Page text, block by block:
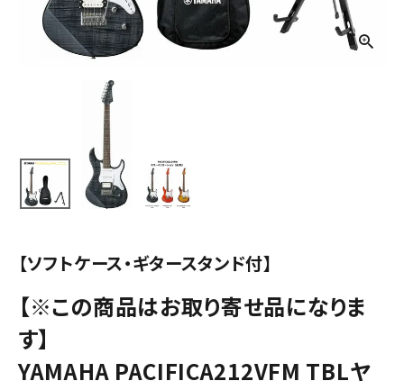
【ソフトケース・ギタースタンド付】
【※この商品はお取り寄せ品になりま
す】
YAMAHA PACIFICA212VFM TBLヤ